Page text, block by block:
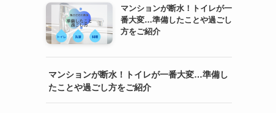
マンションが断水！トイレが一
番大変…準備したことや過ごし
方をご紹介
マンションが断水！トイレが一番大変…準備し
たことや過ごし方をご紹介